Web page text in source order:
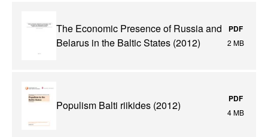
The Economic Presence of Russia and
Belarus in the Baltic States (2012)
PDF
2 MB
Populism Balti riikides (2012) PDF
4 MB